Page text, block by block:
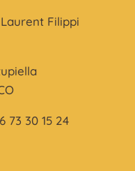
Filippi
73 30 15 24